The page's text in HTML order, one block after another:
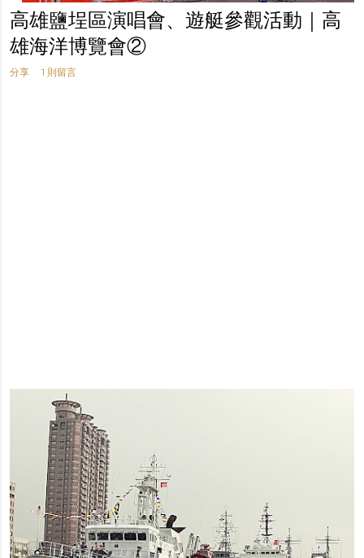
高雄鹽埕區演唱會、遊艇參觀活動｜高
雄海洋博覽會②
分享 1 則留言